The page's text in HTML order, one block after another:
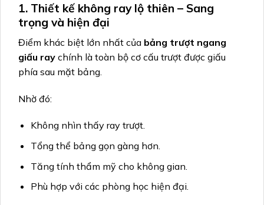
1. Thiết kế không ray lộ thiên – Sang
trọng và hiện đại
Điểm khác biệt lớn nhất của bảng trượt ngang
giấu ray chính là toàn bộ cơ cấu trượt được giấu
phía sau mặt bảng.
Nhờ đó:
Không nhìn thấy ray trượt.
Tổng thể bảng gọn gàng hơn.
Tăng tính thẩm mỹ cho không gian.
Phù hợp với các phòng học hiện đại.